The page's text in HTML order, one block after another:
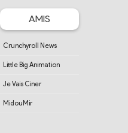
AMIS
Crunchyroll News
Little Big Animation
Je Vais Ciner
MidouMir